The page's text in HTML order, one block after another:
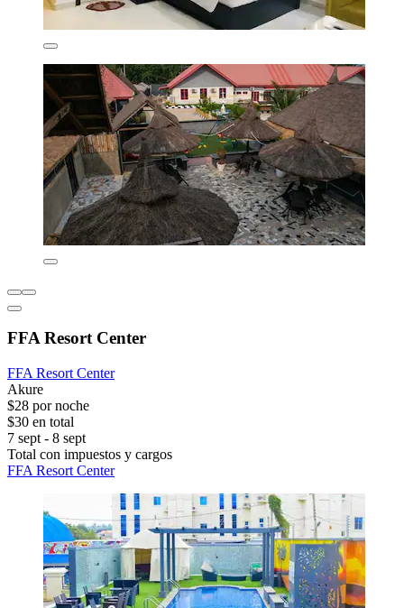
FFA Resort Center
FFA Resort Center
Akure
$28 por noche
$30 en total
7 sept - 8 sept
Total con impuestos y cargos
FFA Resort Center